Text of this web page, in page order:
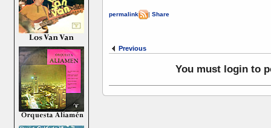
permalink | Share
Previous
You must login to